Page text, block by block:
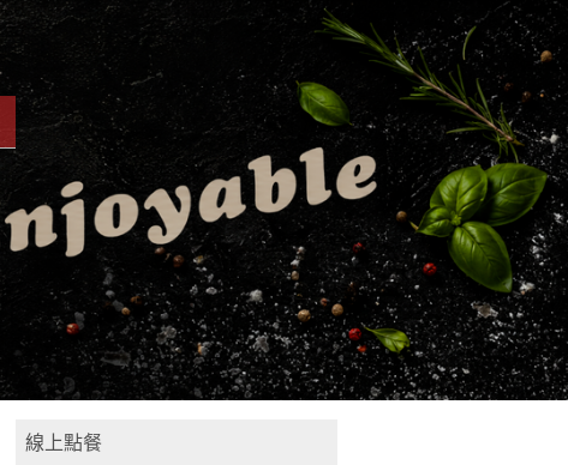
線上點餐